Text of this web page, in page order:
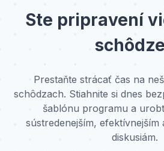
Ste pripravení
Prestaňte strácať čas na
schôdzach. Stiahnite si dnes
šablónu programu a
sústredenejším, efektívnejším
diskusiám.